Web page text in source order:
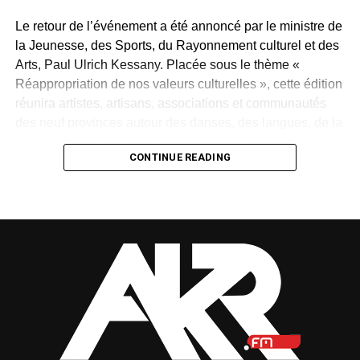
Le retour de l’événement a été annoncé par le ministre de
la Jeunesse, des Sports, du Rayonnement culturel et des
Arts, Paul Ulrich Kessany. Placée sous le thème «
Réappropriation de nos valeurs culturelles », cette édition
réunira artistes, artisans, associations et communautés
gastronomie, des rites, des masques et des savoir-faire
n’avait plus été organisée depuis 2018. Son retour
apparaît donc comme une « réparation d’une mémoire »,
selon le ministre.
Mais cette renaissance sera-t-elle durable ? La Fête des
cultures redeviendra-t-elle un rendez-vous régulier ou
CONTINUE READING